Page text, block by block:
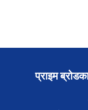
प्राइम